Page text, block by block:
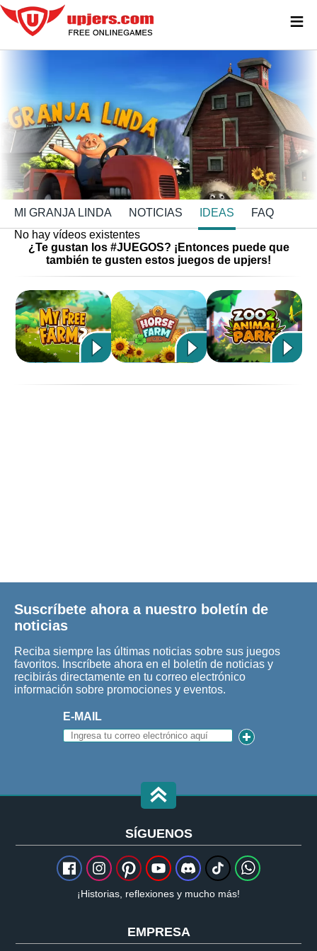
MI GRANJA LINDA NOTICIAS IDEAS
FAQ
No hay vídeos existentes
¿Te gustan los #JUEGOS? ¡Entonces puede que
también te gusten estos juegos de upjers!
Suscríbete ahora a nuestro boletín de
noticias
Reciba siempre las últimas noticias sobre sus juegos
favoritos. Inscríbete ahora en el boletín de noticias y
recibirás directamente en tu correo electrónico
información sobre promociones y eventos.
E-MAIL
SÍGUENOS
¡Historias, reflexiones y mucho más!
EMPRESA
≡